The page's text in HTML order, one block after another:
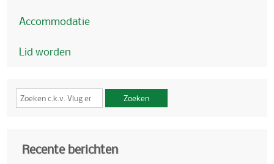
Accommodatie
Lid worden
Zoeken
Recente berichten